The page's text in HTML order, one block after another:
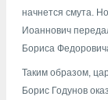
начнется смута.
Иоаннович
Бориса
Таким образом,
Борис Годунов